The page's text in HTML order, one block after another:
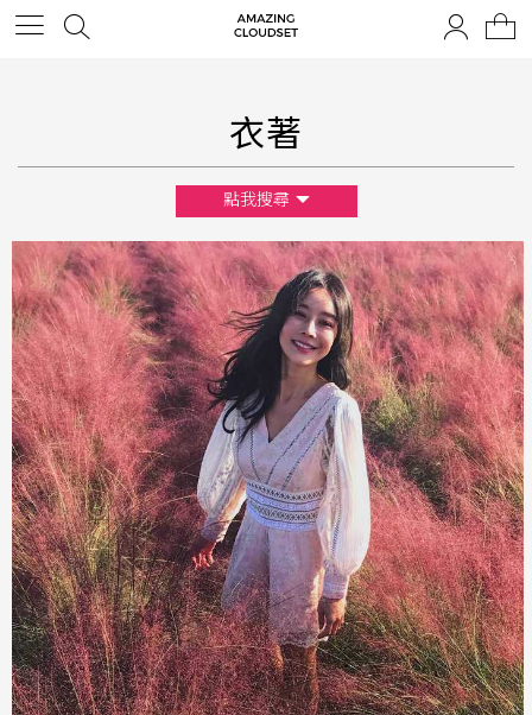
衣著
點我搜尋
尺寸
XS S M L F
顏色
黑 白 棕 綠 橘 紫 金
銀 黃 米 裸 藍 灰 粉紅
桃紅 紅 條紋 圖騰 格紋
標籤